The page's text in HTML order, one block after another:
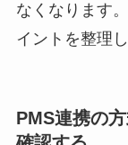
なくなります
イントを整理し
PMS連携の